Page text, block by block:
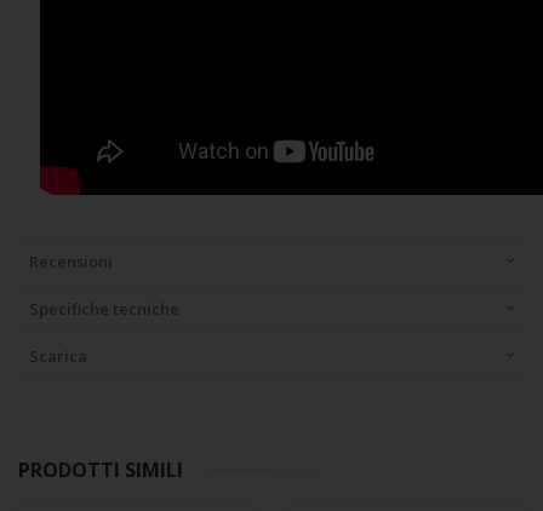
Recensioni
Specifiche tecniche
Scarica
PRODOTTI SIMILI